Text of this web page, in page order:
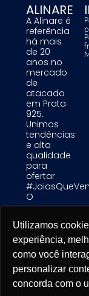
Utilizamos
experiência,
como você
personalizar
concorda com o
Utilizamos
experiência,
como você
personalizar
concorda com o
Utilizamos
experiência,
como você
personalizar
concorda com o
ALINARE
A Alinare é
referência
há mais
de 20
anos no
mercado
de
atacado
em Prata
925.
Unimos
tendências
e alta
qualidade
para
ofertar
O
sucesso
nossas
clientes é
prioridade
para nós.
Alinare Comercio de
76 - Copyright.